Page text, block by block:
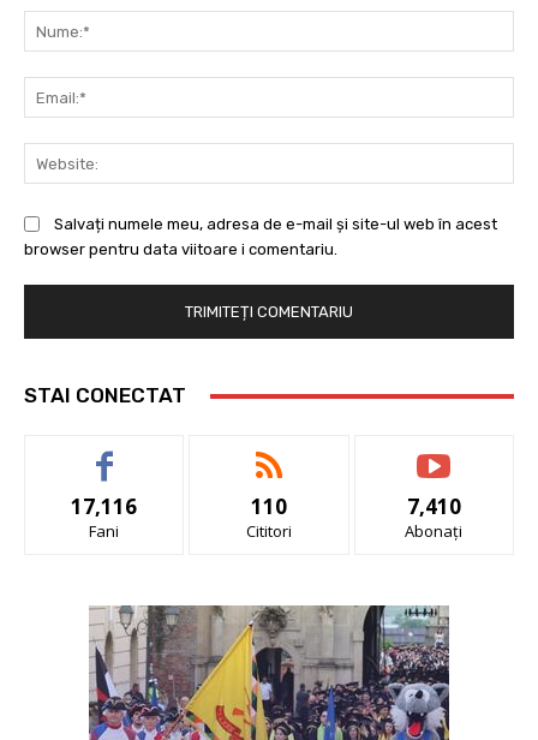
Salvați numele meu, adresa de e-mail și site-ul web în acest
browser pentru data viitoare i comentariu.
STAI CONECTAT
17,116
Fani
110
Cititori
7,410
Abonați